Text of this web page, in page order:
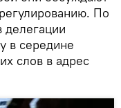
По
делегации
в середине
слов в адрес